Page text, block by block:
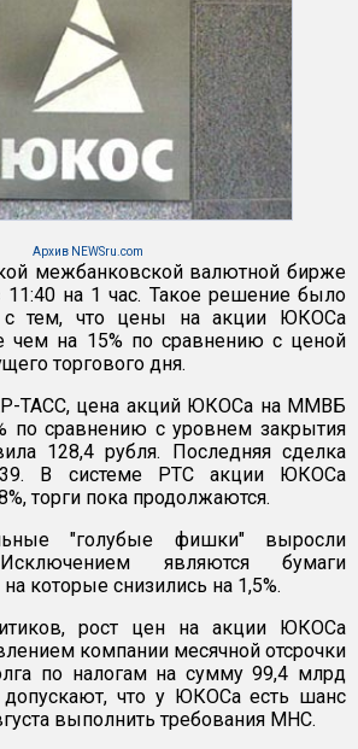
Архив NEWSru.com
межбанковской валютной бирже
11:40 на 1 час. Такое решение было
с тем, что цены на акции ЮКОСа
чем на 15% по сравнению с ценой
торгового дня.
ТАСС, цена акций ЮКОСа на ММВБ
по сравнению с уровнем закрытия
128,4 рубля. Последняя сделка
В системе РТС акции ЮКОСа
торги пока продолжаются.
"голубые фишки" выросли
Исключением являются бумаги
которые снизились на 1,5%.
рост цен на акции ЮКОСа
компании месячной отсрочки
по налогам на сумму 99,4 млрд
допускают, что у ЮКОСа есть шанс
выполнить требования МНС.